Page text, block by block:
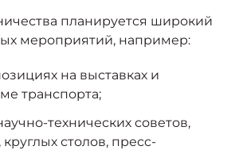
кроссовер
от 3 125 000 ₽*
планируется широкий
мероприятий, например:
на выставках и
транспорта;
технических советов,
столов, пресс-